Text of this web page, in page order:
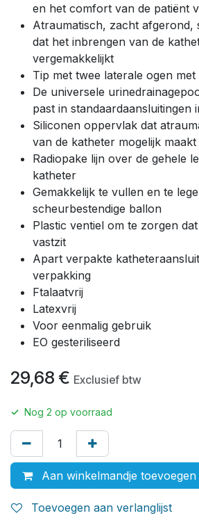
en het comfort van de patiënt
Atraumatisch, zacht afgerond,
dat het inbrengen van de
vergemakkelijkt
Tip met twee laterale ogen
De universele
past in standaardaansluitingen
Siliconen oppervlak dat
van de katheter mogelijk maakt
Radiopake lijn over de gehele
katheter
Gemakkelijk te vullen en te
scheurbestendige ballon
Plastic ventiel om te zorgen
vastzit
Apart verpakte
verpakking
Ftalaatvrij
Latexvrij
Voor eenmalig gebruik
EO gesteriliseerd
29,68 € Exclusief btw
✓ Nog 2 op voorraad
Aan winkelmandje toevoegen
Toevoegen aan verlanglijst